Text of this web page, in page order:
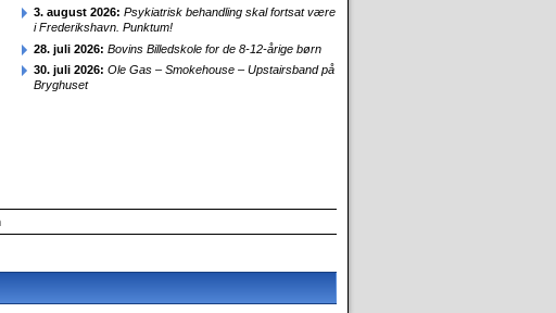
3. august 2026: Psykiatrisk behandling skal fortsat være
i Frederikshavn. Punktum!
28. juli 2026: Bovins Billedskole for de 8-12-årige børn
30. juli 2026: Ole Gas – Smokehouse – Upstairsband på
Bryghuset